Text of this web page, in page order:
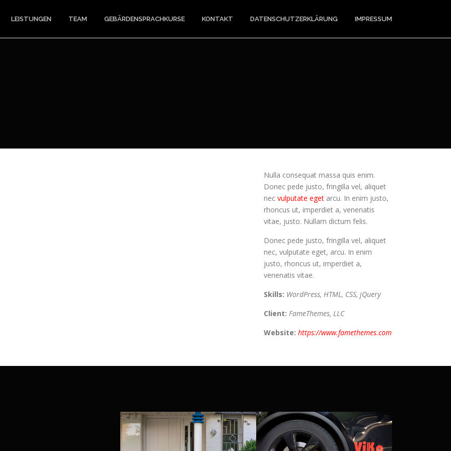
LEISTUNGEN TEAM GEBÄRDENSPRACHKURSE KONTAKT DATENSCHUTZERKLÄRUNG IMPRESSUM
Nulla consequat massa quis enim.
Donec pede justo, fringilla vel, aliquet
nec vulputate eget arcu. In enim justo,
rhoncus ut, imperdiet a, venenatis
vitae, justo. Nullam dictum felis.
Donec pede justo, fringilla vel, aliquet
nec, vulputate eget, arcu. In enim
justo, rhoncus ut, imperdiet a,
venenatis vitae.
Skills: WordPress, HTML, CSS, jQuery
Client: FameThemes, LLC
Website: https://www.famethemes.com